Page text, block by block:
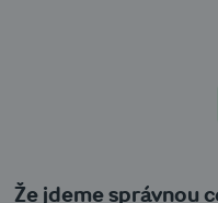
Že jdeme správnou